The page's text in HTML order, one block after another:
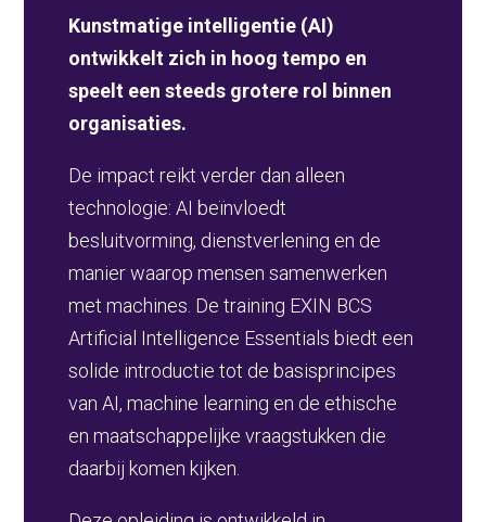
Kunstmatige intelligentie (AI)
ontwikkelt zich in hoog tempo en
speelt een steeds grotere rol binnen
organisaties.
De impact reikt verder dan alleen
technologie: AI beïnvloedt
besluitvorming, dienstverlening en de
manier waarop mensen samenwerken
met machines. De training EXIN BCS
Artificial Intelligence Essentials biedt een
solide introductie tot de basisprincipes
van AI, machine learning en de ethische
en maatschappelijke vraagstukken die
daarbij komen kijken.